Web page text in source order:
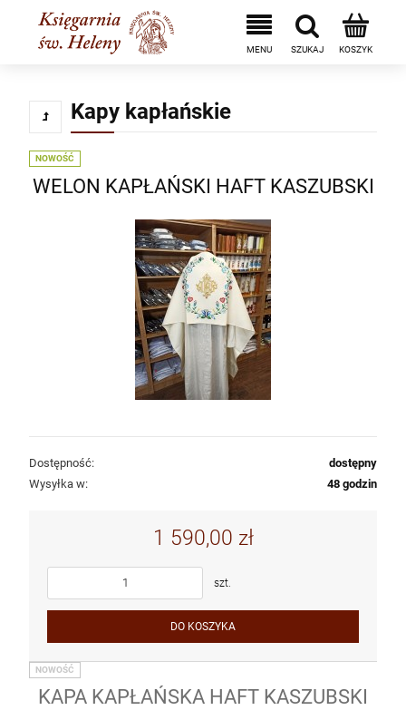
Kapy kapłańskie
WELON KAPŁAŃSKI HAFT KASZUBSKI
Dostępność:
dostępny
Wysyłka w:
48 godzin
1 590,00 zł
szt.
DO KOSZYKA
NOWOŚĆ
KAPA KAPŁAŃSKA HAFT KASZUBSKI
NOWOŚĆ